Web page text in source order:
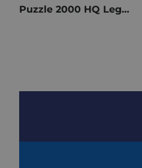
Puzzle 2000 HQ Legends of the Hidden Realm 32088